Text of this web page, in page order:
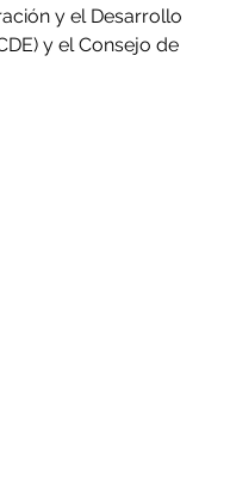
y el Desarrollo
y el Consejo de